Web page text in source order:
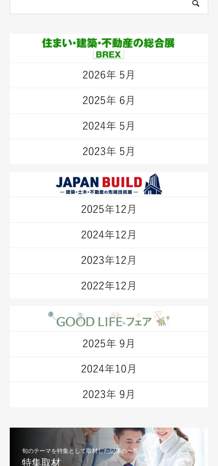
旬のテーマを特集として取材した記事の一覧
特集取材